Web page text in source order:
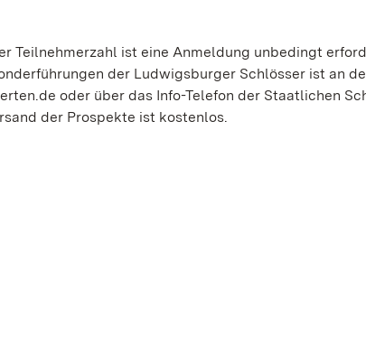
Teilnehmerzahl ist eine Anmeldung unbedingt
der Ludwigsburger Schlösser ist an
oder über das Info-Telefon der Staatlichen
der Prospekte ist kostenlos.